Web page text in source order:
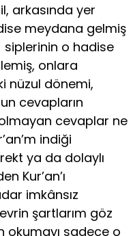
arkasında yer
meydana gelmiş
o hadise
onlara
nüzul dönemi,
cevapların
cevaplar ne
indiği
ya da dolaylı
Kur’an’ı
imkânsız
şartlarım göz
okumayı sadece o